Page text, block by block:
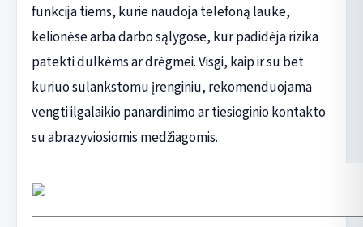
funkcija tiems, kurie naudoja telefoną lauke,
kelionėse arba darbo sąlygose, kur padidėja rizika
patekti dulkėms ar drėgmei. Visgi, kaip ir su bet
kuriuo sulankstomu įrenginiu, rekomenduojama
vengti ilgalaikio panardinimo ar tiesioginio kontakto
su abrazyviosiomis medžiagomis.